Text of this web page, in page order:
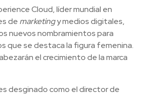
Cloud, líder mundial en
de marketingy medios digitales,
nuevos nombramientos para
que se destaca la figura femenina.
el crecimiento de la marca
desginado como el director de